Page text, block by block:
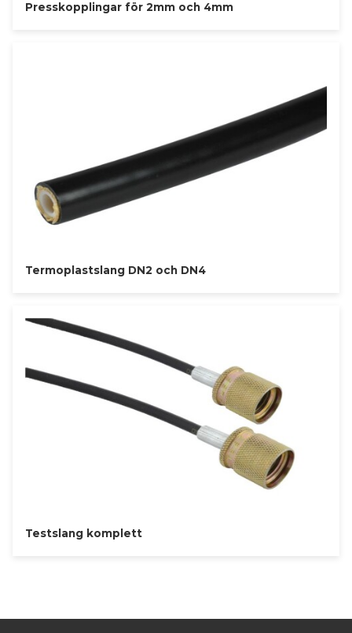
Presskopplingar för 2mm och 4mm
Termoplastslang DN2 och DN4
Testslang komplett